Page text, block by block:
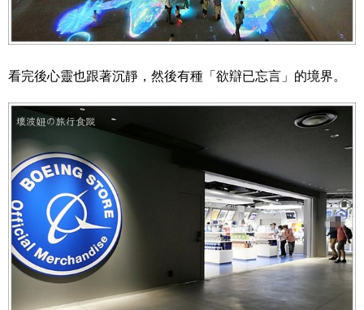
看完後心靈也跟著沉靜，然後有種「欲辯已忘言」的境界。